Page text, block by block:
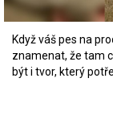
Když váš pes na
znamenat, že tam
být i tvor, který